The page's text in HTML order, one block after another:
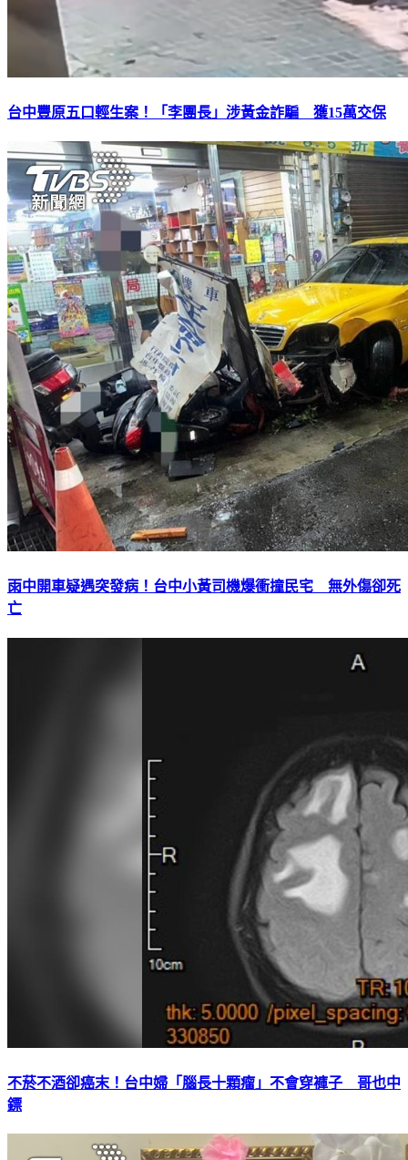
台中豐原五口輕生案！「李團長」涉黃金詐騙 獲15萬交保
雨中開車疑遇突發病！台中小黃司機爆衝撞民宅 無外傷卻死
亡
不菸不酒卻癌末！台中婦「腦長十顆瘤」不會穿褲子 哥也中
鏢